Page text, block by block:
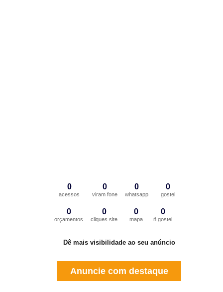
0
acessos
0
viram fone
0
whatsapp
0
gostei
0
orçamentos
0
cliques site
0
mapa
0
ñ gostei
Dê mais visibilidade ao seu anúncio
Anuncie com destaque